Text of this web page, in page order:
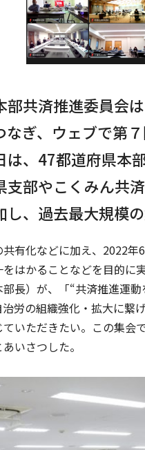
部共済推進委員会
なぎ、ウェブで第
は、47都道府県本
支部やこくみん共
し、過去最大規模の
有化などに加え、2022
はかることなどを目的に
長）が、「“共済推進運
労の組織強化・拡大に繋
いただきたい。この集会
いさつした。